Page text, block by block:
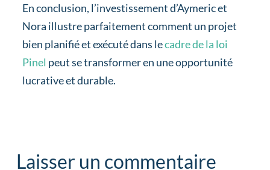
En conclusion, l’investissement d’Aymeric et
Nora illustre parfaitement comment un projet
bien planifié et exécuté dans lecadre de la loi
Pinel peut se transformer en une opportunité
lucrative et durable.
Laisser un commentaire